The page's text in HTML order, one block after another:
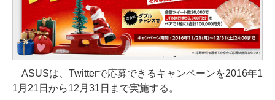
ASUSは、Twitterで応募できるキャンペーンを2016年1
1月21日から12月31日まで実施する。